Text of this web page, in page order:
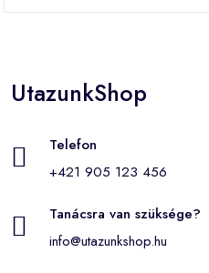
UtazunkShop
Telefon
+421 905 123 456
Tanácsra van szüksége?
info@utazunkshop.hu